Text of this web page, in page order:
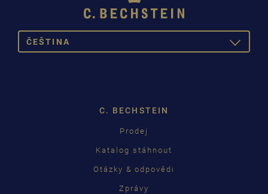
ČEŠTINA
TOGGLE
C. BECHSTEIN
Prodej
Katalog stáhnout
Otázky & odpovědi
Zprávy